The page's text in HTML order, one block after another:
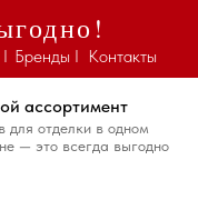
Контакты
Бренды I
для отделки в одном
— это всегда выгодно
ассортимент